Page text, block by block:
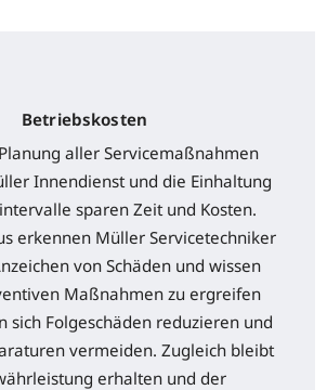
Betriebskosten
aller Servicemaßnahmen
Innendienst und die Einhaltung
sparen Zeit und Kosten.
erkennen Müller Servicetechniker
von Schäden und wissen
Maßnahmen zu ergreifen
sich Folgeschäden reduzieren und
vermeiden. Zugleich bleibt
erhalten und der